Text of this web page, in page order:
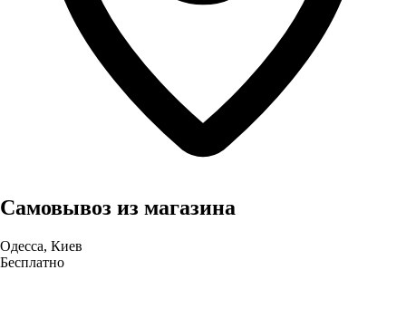
Самовывоз из магазина
Одесса, Киев
Бесплатно